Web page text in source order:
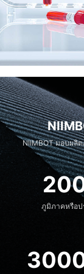
NIIMBOT มอบผลิ
ภูมิภาคหรือป